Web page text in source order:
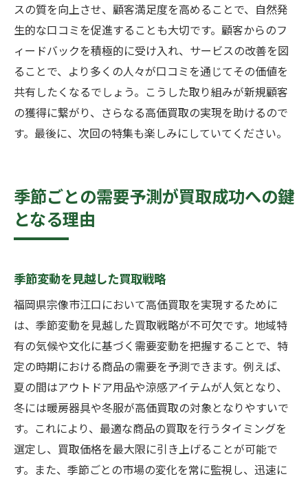
スの質を向上させ、顧客満足度を高めることで、自然発
生的な口コミを促進することも大切です。顧客からのフ
ィードバックを積極的に受け入れ、サービスの改善を図
ることで、より多くの人々が口コミを通じてその価値を
共有したくなるでしょう。こうした取り組みが新規顧客
の獲得に繋がり、さらなる高価買取の実現を助けるので
す。最後に、次回の特集も楽しみにしていてください。
季節ごとの需要予測が買取成功への鍵
となる理由
季節変動を見越した買取戦略
福岡県宗像市江口において高価買取を実現するために
は、季節変動を見越した買取戦略が不可欠です。地域特
有の気候や文化に基づく需要変動を把握することで、特
定の時期における商品の需要を予測できます。例えば、
夏の間はアウトドア用品や涼感アイテムが人気となり、
冬には暖房器具や冬服が高価買取の対象となりやすいで
す。これにより、最適な商品の買取を行うタイミングを
選定し、買取価格を最大限に引き上げることが可能で
す。また、季節ごとの市場の変化を常に監視し、迅速に